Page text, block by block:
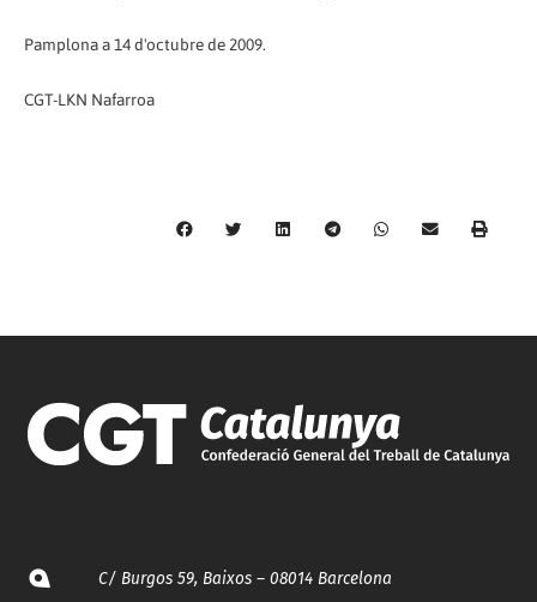
Pamplona a 14 d'octubre de 2009.
CGT-LKN Nafarroa
C/ Burgos 59, Baixos – 08014 Barcelona